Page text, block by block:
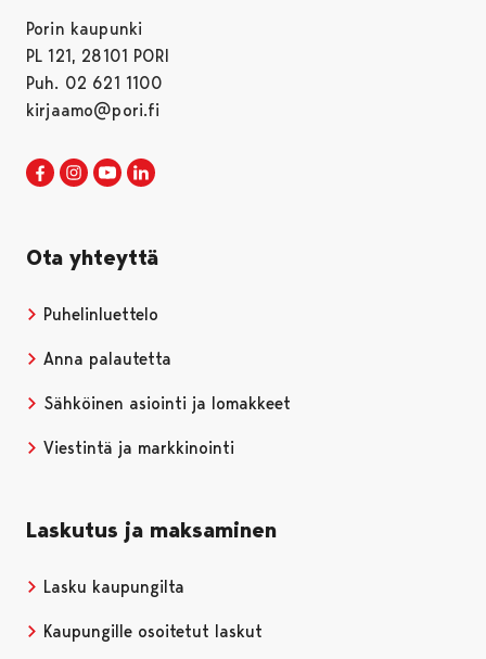
Porin kaupunki
PL 121, 28101 PORI
Puh. 02 621 1100
kirjaamo@pori.fi
Porin kaupunki Facebookissa
Avautuu uudessa välilehdessä
Porin kaupunki Instagramissa
Avautuu uudessa välilehdessä
Porin kaupunki Youtubessa
Avautuu uudessa välilehdessä
Ota yhteyttä
Puhelinluettelo
Anna palautetta
Sähköinen asiointi ja lomakkeet
Viestintä ja markkinointi
Laskutus ja maksaminen
Lasku kaupungilta
Kaupungille osoitetut laskut